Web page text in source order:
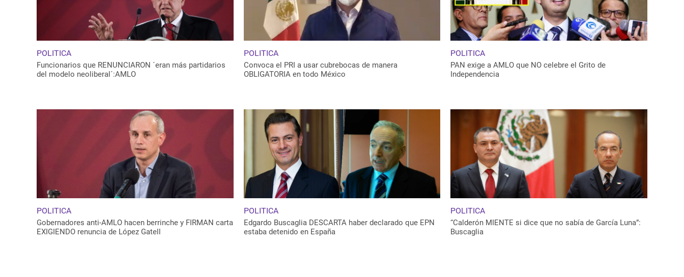
POLITICA
Funcionarios que RENUNCIARON ´eran más partidarios
del modelo neoliberal´:AMLO
POLITICA
Convoca el PRI a usar cubrebocas de manera
OBLIGATORIA en todo México
POLITICA
PAN exige a AMLO que NO celebre el Grito de
Independencia
POLITICA
Gobernadores anti-AMLO hacen berrinche y FIRMAN carta
EXIGIENDO renuncia de López Gatell
POLITICA
Edgardo Buscaglia DESCARTA haber declarado que EPN
estaba detenido en España
POLITICA
“Calderón MIENTE si dice que no sabía de García Luna”:
Buscaglia